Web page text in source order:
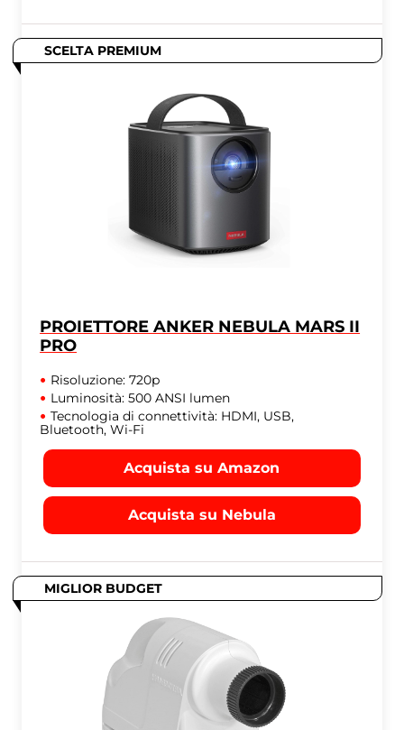
SCELTA PREMIUM
PROIETTORE ANKER NEBULA MARS II
PRO
Risoluzione: 720p
Luminosità: 500 ANSI lumen
Tecnologia di connettività: HDMI, USB,
Bluetooth, Wi-Fi
Acquista su Amazon
Acquista su Nebula
MIGLIOR BUDGET